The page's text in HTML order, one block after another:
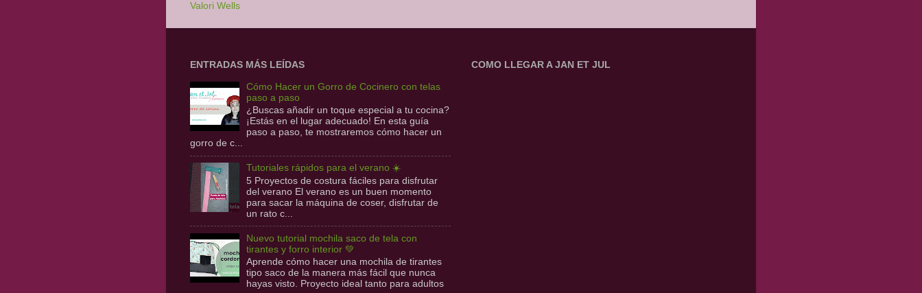
Valori Wells
ENTRADAS MÁS LEÍDAS
Cómo Hacer un Gorro de Cocinero con telas
paso a paso
¿Buscas añadir un toque especial a tu cocina?
¡Estás en el lugar adecuado! En esta guía
paso a paso, te mostraremos cómo hacer un
gorro de c...
Tutoriales rápidos para el verano ☀️
5 Proyectos de costura fáciles para disfrutar
del verano El verano es un buen momento
para sacar la máquina de coser, disfrutar de
un rato c...
Nuevo tutorial mochila saco de tela con
tirantes y forro interior 💚
Aprende cómo hacer una mochila de tirantes
tipo saco de la manera más fácil que nunca
hayas visto. Proyecto ideal tanto para adultos
COMO LLEGAR A JAN ET JUL